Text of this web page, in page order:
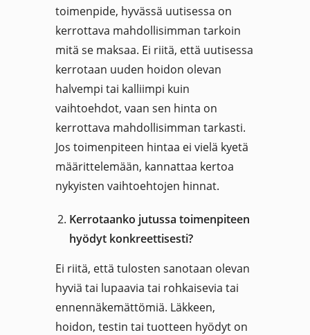
toimenpide, hyvässä uutisessa on
kerrottava mahdollisimman tarkoin
mitä se maksaa. Ei riitä, että uutisessa
kerrotaan uuden hoidon olevan
halvempi tai kalliimpi kuin
vaihtoehdot, vaan sen hinta on
kerrottava mahdollisimman tarkasti.
Jos toimenpiteen hintaa ei vielä kyetä
määrittelemään, kannattaa kertoa
nykyisten vaihtoehtojen hinnat.
Kerrotaanko jutussa toimenpiteen
hyödyt konkreettisesti?
Ei riitä, että tulosten sanotaan olevan
hyviä tai lupaavia tai rohkaisevia tai
ennennäkemättömiä. Läkkeen,
hoidon, testin tai tuotteen hyödyt on